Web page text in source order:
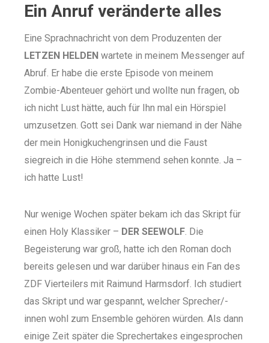
Ein Anruf veränderte alles
Eine Sprachnachricht von dem Produzenten der
LETZEN HELDEN wartete in meinem Messenger auf
Abruf. Er habe die erste Episode von meinem
Zombie-Abenteuer gehört und wollte nun fragen, ob
ich nicht Lust hätte, auch für Ihn mal ein Hörspiel
umzusetzen. Gott sei Dank war niemand in der Nähe
der mein Honigkuchengrinsen und die Faust
siegreich in die Höhe stemmend sehen konnte. Ja –
ich hatte Lust!
Nur wenige Wochen später bekam ich das Skript für
einen Holy Klassiker – DER SEEWOLF. Die
Begeisterung war groß, hatte ich den Roman doch
bereits gelesen und war darüber hinaus ein Fan des
ZDF Vierteilers mit Raimund Harmsdorf. Ich studiert
das Skript und war gespannt, welcher Sprecher/-
innen wohl zum Ensemble gehören würden. Als dann
einige Zeit später die Sprechertakes eingesprochen